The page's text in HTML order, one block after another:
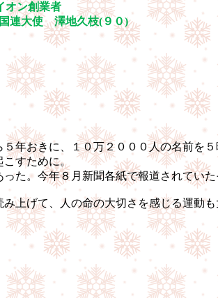
オン創業者
連大使 澤地久枝(９０)
年おきに、１０万２０００人の名前を
すために。
た。今年８月新聞各紙で報道されてい
上げて、人の命の大切さを感じる運動